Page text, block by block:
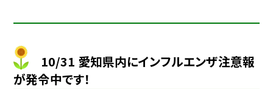
10/31 愛知県内にインフルエンザ注意報
が発令中です！